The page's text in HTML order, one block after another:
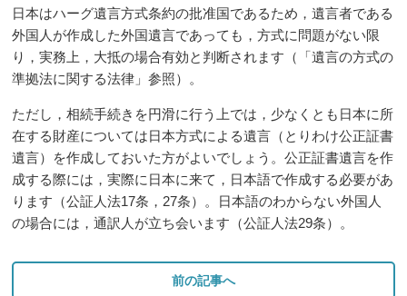
日本はハーグ遺言方式条約の批准国であるため，遺言者である
外国人が作成した外国遺言であっても，方式に問題がない限
り，実務上，大抵の場合有効と判断されます（「遺言の方式の
準拠法に関する法律」参照）。
ただし，相続手続きを円滑に行う上では，少なくとも日本に所
在する財産については日本方式による遺言（とりわけ公正証書
遺言）を作成しておいた方がよいでしょう。公正証書遺言を作
成する際には，実際に日本に来て，日本語で作成する必要があ
ります（公証人法17条，27条）。日本語のわからない外国人
の場合には，通訳人が立ち会います（公証人法29条）。
前の記事へ